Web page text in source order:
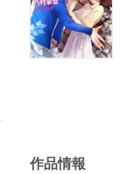
作品情報